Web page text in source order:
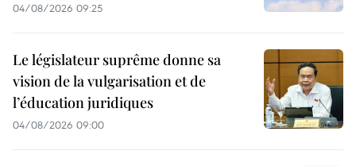
04/08/2026 09:25
Le législateur suprême donne sa
vision de la vulgarisation et de
l’éducation juridiques
04/08/2026 09:00